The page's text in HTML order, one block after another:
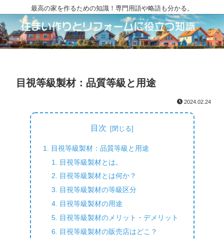
最高の家を作るための知識！専門用語や略語も分かる。
目視等級製材：品質等級と用途
2024.02.24
目次
目視等級製材：品質等級と用途
目視等級製材とは。
目視等級製材とは何か？
目視等級製材の等級区分
目視等級製材の用途
目視等級製材のメリット・デメリット
目視等級製材の販売店はどこ？